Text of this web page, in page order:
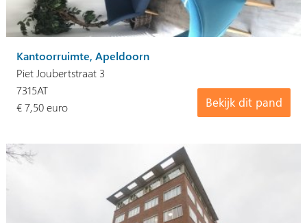
Kantoorruimte, Apeldoorn
Piet Joubertstraat 3
Bekijk dit pand
7315AT
€ 7,50 euro